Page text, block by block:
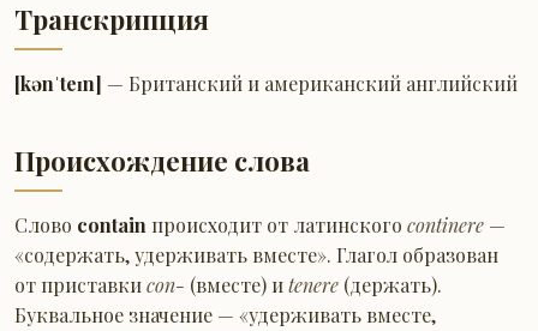
Транскрипция
[kənˈteɪn] — Британский и американский английский
Происхождение слова
Слово contain происходит от латинского continere —
«содержать, удерживать вместе». Глагол образован
от приставкиcon- (вместе) иtenere (держать).
Буквальное значение — «удерживать вместе,